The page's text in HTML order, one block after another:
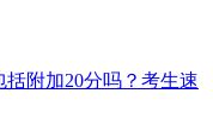
附加20分吗？考生速